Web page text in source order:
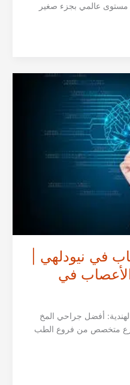
عالمي بجزء صغير
في نيودلهي |
في
أفضل جراحي المخ
متخصص من فروع الطب